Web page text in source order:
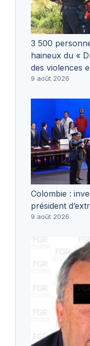
3 500
haineux du «
des violences
9 août 2026
Colombie :
président
9 août 2026